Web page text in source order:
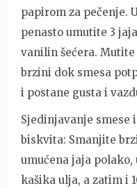
papirom za pečenje.
penasto umutite 3
vanilin šećera.
brzini dok smesa
i postane gusta i
Sjedinjavanje smese
biskvita: Smanjite
umućena jaja
kašika ulja, a zatim i